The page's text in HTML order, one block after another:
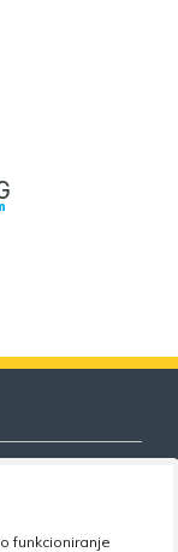
funkcioniranje